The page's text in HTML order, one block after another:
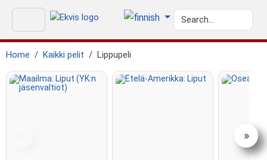
Home Kaikki pelit Lippupeli
»